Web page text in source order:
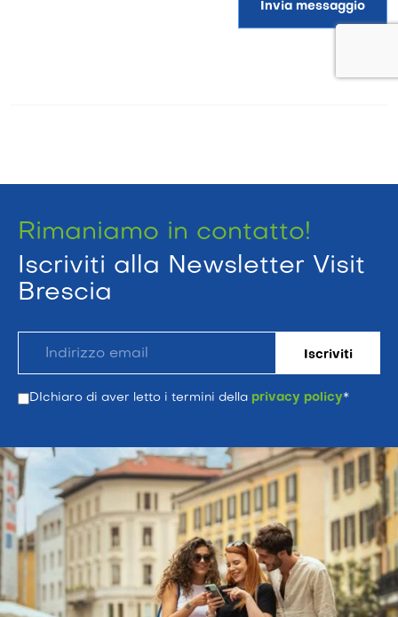
Invia messaggio
Rimaniamo in contatto!
Iscriviti alla Newsletter Visit
Brescia
DIchiaro di aver letto i termini della privacy policy*